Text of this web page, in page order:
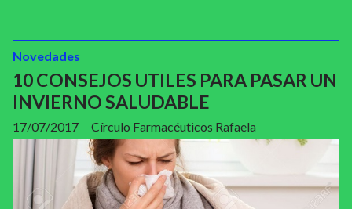
10 CONSEJOS UTILES PARA PASAR UN
INVIERNO SALUDABLE
Círculo Farmacéuticos Rafaela
Novedades
17/07/2017